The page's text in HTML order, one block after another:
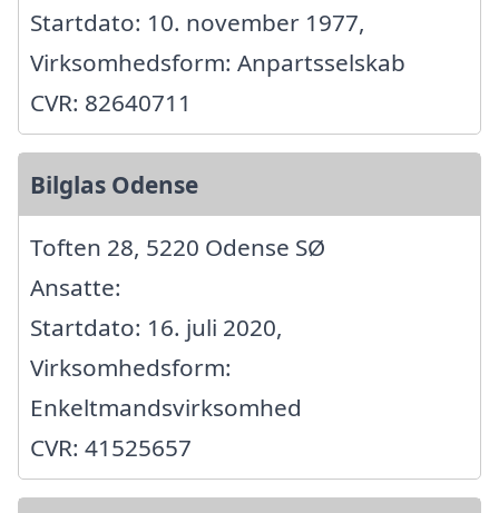
Startdato: 10. november 1977,
Virksomhedsform: Anpartsselskab
CVR: 82640711
Bilglas Odense
Toften 28, 5220 Odense SØ
Ansatte:
Startdato: 16. juli 2020,
Virksomhedsform:
Enkeltmandsvirksomhed
CVR: 41525657